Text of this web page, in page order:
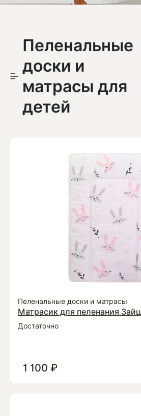
Пеленальные
доски и
матрасы для
детей
Пеленальные доски и матрасы
Матрасик для пеленания
Достаточно
1 100 ₽